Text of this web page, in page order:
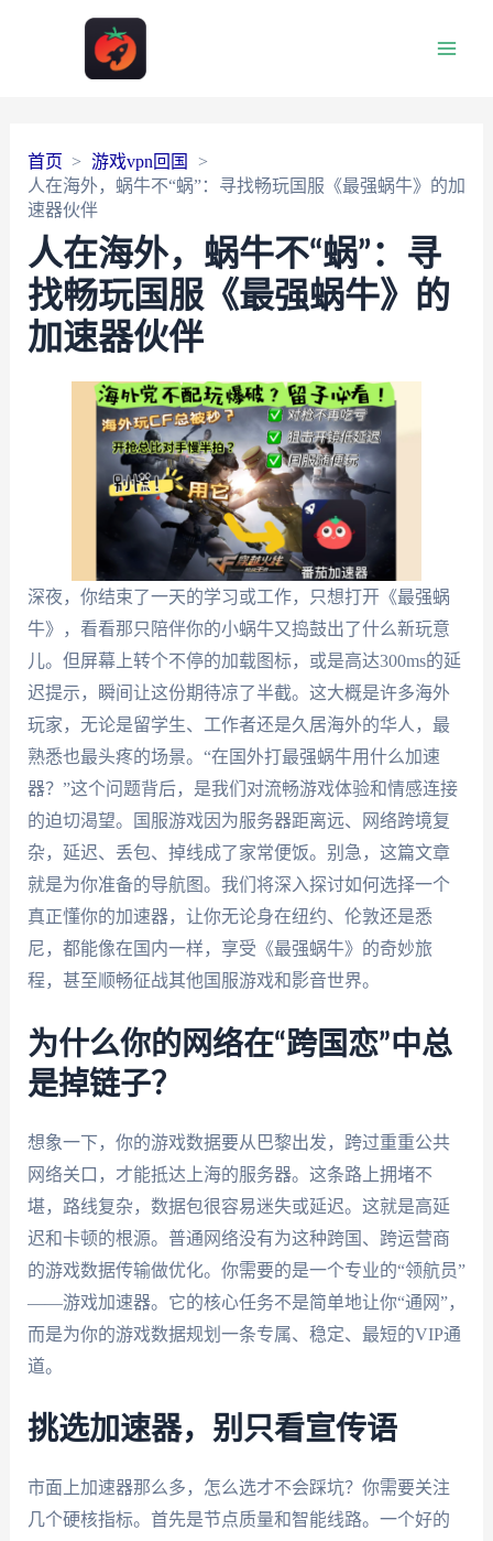
首页
游戏vpn回国
人在海外，蜗牛不“蜗”：寻找畅玩国服《最强蜗牛》的加
速器伙伴
人在海外，蜗牛不“蜗”：寻
找畅玩国服《最强蜗牛》的
加速器伙伴
深夜，你结束了一天的学习或工作，只想打开《最强蜗
牛》，看看那只陪伴你的小蜗牛又捣鼓出了什么新玩意
儿。但屏幕上转个不停的加载图标，或是高达300ms的延
迟提示，瞬间让这份期待凉了半截。这大概是许多海外
玩家，无论是留学生、工作者还是久居海外的华人，最
熟悉也最头疼的场景。“在国外打最强蜗牛用什么加速
器？”这个问题背后，是我们对流畅游戏体验和情感连接
的迫切渴望。国服游戏因为服务器距离远、网络跨境复
杂，延迟、丢包、掉线成了家常便饭。别急，这篇文章
就是为你准备的导航图。我们将深入探讨如何选择一个
真正懂你的加速器，让你无论身在纽约、伦敦还是悉
尼，都能像在国内一样，享受《最强蜗牛》的奇妙旅
程，甚至顺畅征战其他国服游戏和影音世界。
为什么你的网络在“跨国恋”中总
是掉链子？
想象一下，你的游戏数据要从巴黎出发，跨过重重公共
网络关口，才能抵达上海的服务器。这条路上拥堵不
堪，路线复杂，数据包很容易迷失或延迟。这就是高延
迟和卡顿的根源。普通网络没有为这种跨国、跨运营商
的游戏数据传输做优化。你需要的是一个专业的“领航员”
——游戏加速器。它的核心任务不是简单地让你“通网”，
而是为你的游戏数据规划一条专属、稳定、最短的VIP通
道。
挑选加速器，别只看宣传语
市面上加速器那么多，怎么选才不会踩坑？你需要关注
几个硬核指标。首先是节点质量和智能线路。一个好的